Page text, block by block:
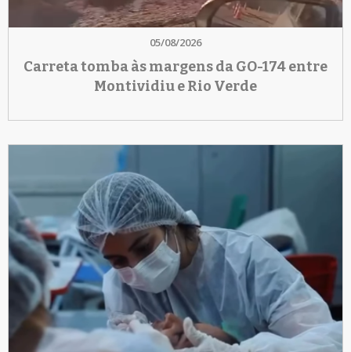
05/08/2026
Carreta tomba às margens da GO-174 entre
Montividiu e Rio Verde